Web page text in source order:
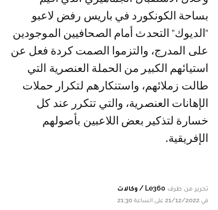
بساحة الكونكورد في باريس رفض لاعبو
"الديوك" التحدث أمام الصحافيين الموجودين
على المدرج، والتزموا الصمت كردة فعل عن
استيائهم الكبير من الحملة العنصرية التي
طالت زملائهم، واستنكارهم لتكرار حملات
الإهانات العنصرية، والتي تتكرر عند كل
خسارة لتذكير بعض اللاعبين بأصولهم
الإفريقية.
تحرير من طرف Le360 / وكالات
في 21/12/2022 على الساعة 21:30